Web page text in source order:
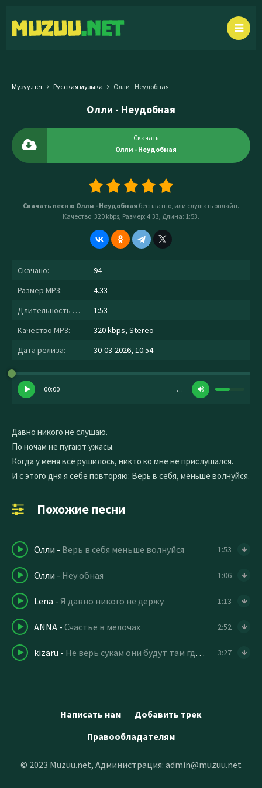
Музуу.нет Русская музыка Олли - Неудобная
Олли - Неудобная
Скачать
Олли - Неудобная
Скачать песню Олли - Неудобная бесплатно, или слушать онлайн.
Качество: 320 kbps, Размер: 4.33, Длина: 1:53.
Скачано:
94
Размер MP3:
4.33
Длительность MP3:
1:53
Качество MP3:
320 kbps, Stereo
Дата релиза:
30-03-2026, 10:54
00:00 …
Давно никого не слушаю.
По ночам не пугают ужасы.
Когда у меня всё рушилось, никто ко мне не прислушался.
И с этого дня я себе повторяю: Верь в себя, меньше волнуйся.
Похожие песни
Олли - Верь в себя меньше волнуйся 1:53
Олли - Hey обная 1:06
Lena - Я давно никого не держу 1:13
ANNA - Счастье в мелочах 2:52
kizaru - Не верь сукам они будут там где чек жирнее 3:27
Написать нам
Добавить трек
Правообладателям
© 2023 Muzuu.net, Администрация: admin@muzuu.net